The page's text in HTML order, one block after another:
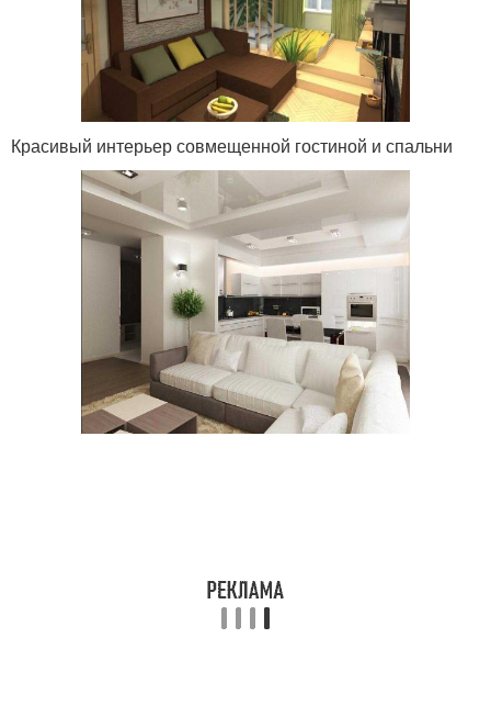
Красивый интерьер совмещенной гостиной и спальни